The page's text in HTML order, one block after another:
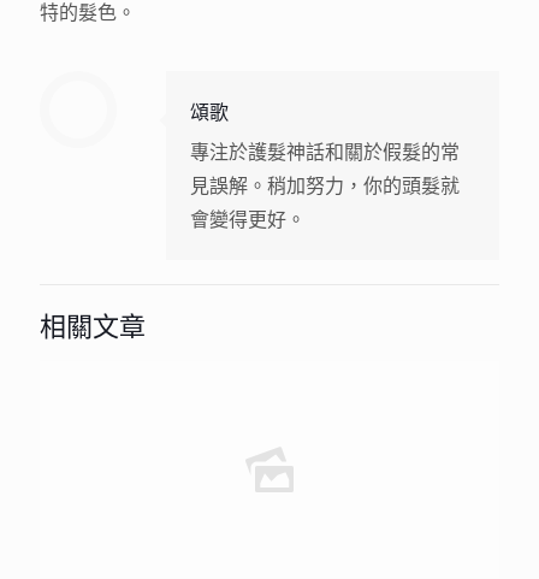
特的髮色。
頌歌
專注於護髮神話和關於假髮的常
見誤解。稍加努力，你的頭髮就
會變得更好。
相關文章